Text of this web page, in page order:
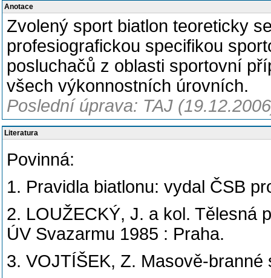
Anotace
Zvolený sport biatlon teoreticky
profesiografickou specifikou
posluchačů z oblasti sportovní
všech výkonnostních úrovních.
Poslední úprava: TAJ
Literatura
Povinná:
1. Pravidla biatlonu: vydal ČSB
2. LOUŽECKÝ, J. a kol. Tělesná
ÚV Svazarmu 1985 : Praha.
3. VOJTÍŠEK, Z. Masově-